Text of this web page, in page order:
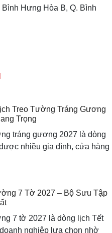
Bình Hưng Hòa B, Q. Bình
Treo Tường Tráng Gương
Trọng
tráng gương 2027 là dòng
nhiều gia đình, cửa hàng
7 Tờ 2027 – Bộ Sưu Tập
7 tờ 2027 là dòng lịch Tết
nghiệp lựa chọn nhờ